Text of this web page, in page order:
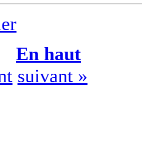
En haut
suivant »